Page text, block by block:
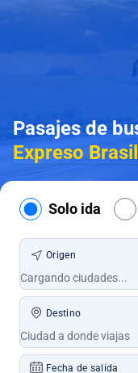
Pasajes de
Expreso
Solo ida
Origen
Destino
Fecha de salida